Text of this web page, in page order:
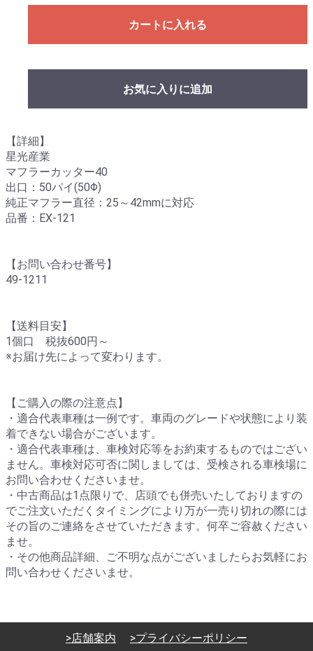
カートに入れる
お気に入りに追加
【詳細】
星光産業
マフラーカッター40
出口：50パイ(50Φ)
純正マフラー直径：25～42mmに対応
品番：EX-121
【お問い合わせ番号】
49-1211
【送料目安】
1個口 税抜600円～
※お届け先によって変わります。
【ご購入の際の注意点】
・適合代表車種は一例です。車両のグレードや状態により装
着できない場合がございます。
・適合代表車種は、車検対応等をお約束するものではござい
ません。車検対応可否に関しましては、受検される車検場に
お問い合わせくださいませ。
・中古商品は1点限りで、店頭でも併売いたしておりますの
でご注文いただくタイミングにより万が一売り切れの際には
その旨のご連絡をさせていただきます。何卒ご容赦ください
ませ。
・その他商品詳細、ご不明な点がございましたらお気軽にお
問い合わせくださいませ。
>店舗案内 >プライバシーポリシー